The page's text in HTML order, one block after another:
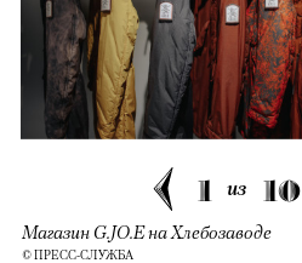
1 из 10
Магазин G.JO.E на Хлебозаводе
© ПРЕСС-СЛУЖБА